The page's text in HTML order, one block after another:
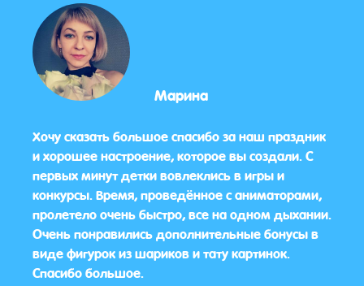
Марина
Хочу сказать большое спасибо за наш праздник
и хорошее настроение, которое вы создали. С
первых минут детки вовлеклись в игры и
конкурсы. Время, проведённое с аниматорами,
пролетело очень быстро, все на одном дыхании.
Очень понравились дополнительные бонусы в
виде фигурок из шариков и тату картинок.
Спасибо большое.